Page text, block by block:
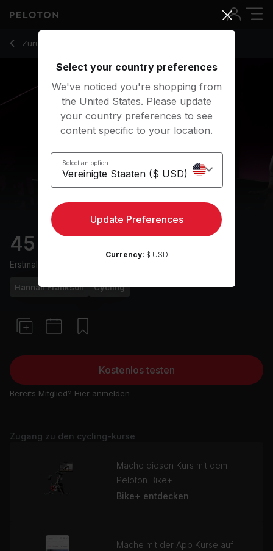
Zurück zu Cycling-Kurse
Zurück
45 min HIIT & Hills Ride
Erstmals ausgestrahlt am
Hannah Frankson Cycling
Kostenlos testen
Bereits Mitglied? Hier anmelden
Zugang zu den cycling-kurse
Mache diesen Kurs mit dem
Peloton Bike+
Bike+ entdecken
Mache mit der App Kurse auf
Select your country preferences
We've noticed you're shopping from
the United States. Please update
your country preferences to see
content specific to your location.
Select an option
Update Preferences
Currency: $ USD